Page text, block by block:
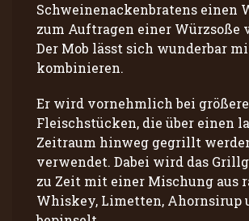
Schweinenackenbratens einen
zum Auftragen einer Würzsoße
Der Mob lässt sich wunderbar
kombinieren.
Er wird vornehmlich bei
Fleischstücken, die über einen
Zeitraum hinweg gegrillt
verwendet. Dabei wird das
zu Zeit mit einer Mischung aus
Whiskey, Limetten, Ahornsirup